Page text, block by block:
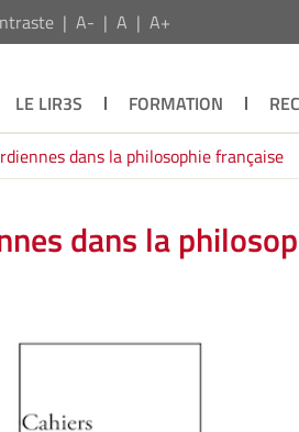
A- A A+
LE LIR3S FORMATION
dans la philosophie française
dans la